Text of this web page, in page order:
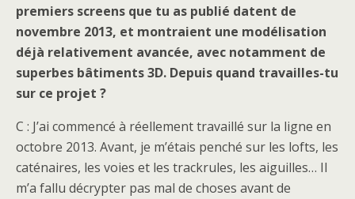
premiers screens que tu as publié datent de
novembre 2013, et montraient une modélisation
déjà relativement avancée, avec notamment de
superbes bâtiments 3D. Depuis quand travailles-tu
sur ce projet ?
C : J’ai commencé à réellement travaillé sur la ligne en
octobre 2013. Avant, je m’étais penché sur les lofts, les
caténaires, les voies et les trackrules, les aiguilles… Il
m’a fallu décrypter pas mal de choses avant de